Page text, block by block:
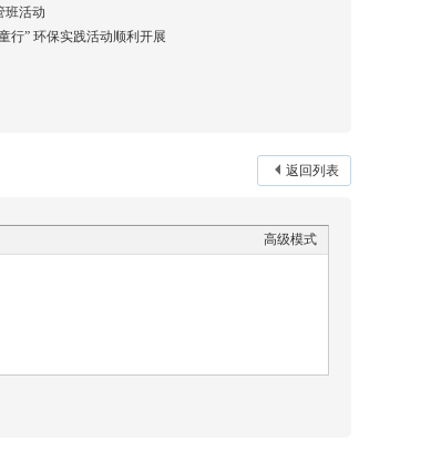
班活动
行” 环保实践活动顺利开展
返回列表
高级模式